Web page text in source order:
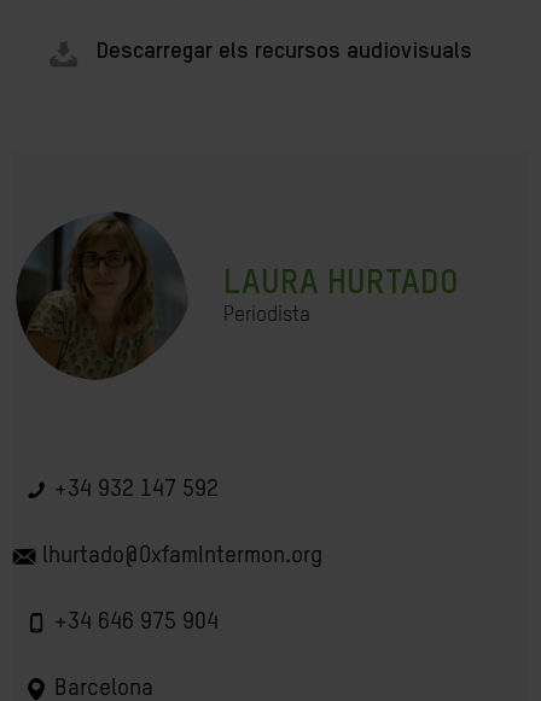
Descarregar els recursos audiovisuals
LAURA HURTADO
Periodista
+34 932 147 592
lhurtado@OxfamIntermon.org
+34 646 975 904
Barcelona